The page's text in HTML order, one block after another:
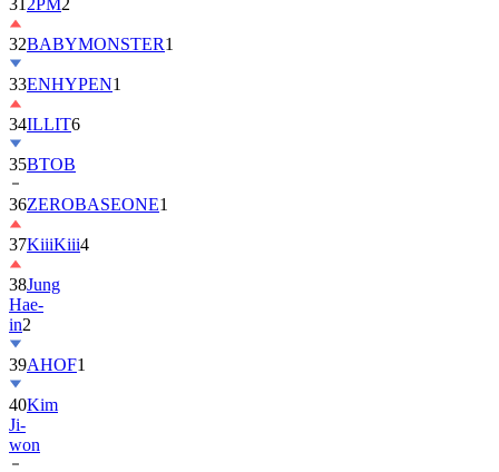
31 2PM 2
32BABYMONSTER1
33ENHYPEN1
34ILLIT6
35BTOB
36ZEROBASEONE1
37KiiiKiii4
38Jung
Hae-
in2
39AHOF1
40Kim
Ji-
won